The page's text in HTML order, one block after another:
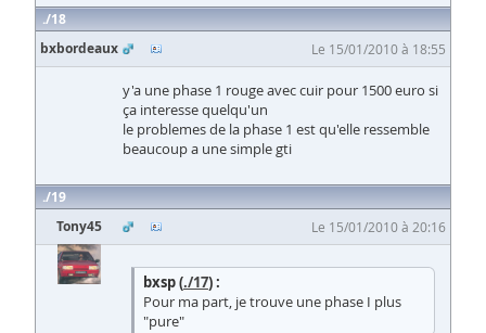
18
bxbordeaux
Le 15/01/2010 à 18:55
y'a une phase 1 rouge avec cuir pour 1500 euro si
ça interesse quelqu'un
le problemes de la phase 1 est qu'elle ressemble
beaucoup a une simple gti
19
Tony45
Le 15/01/2010 à 20:16
bxsp (./17) :
Pour ma part, je trouve une phase I plus
"pure"